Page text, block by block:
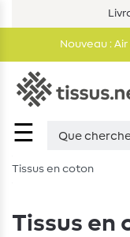
Nouveau :
☰
Tissus en coton
Tissus en